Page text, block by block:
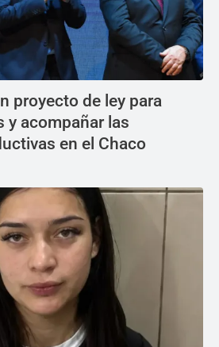
proyecto de ley para
y acompañar las
en el Chaco